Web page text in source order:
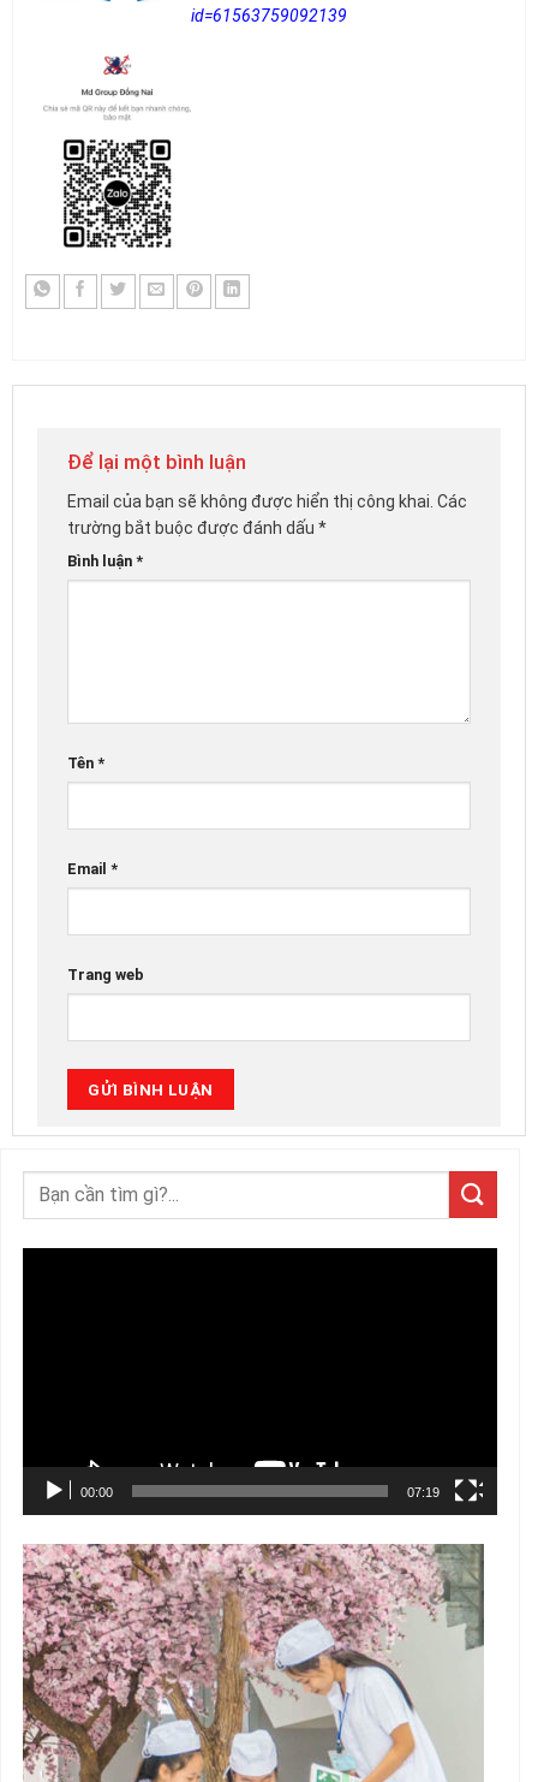
id=61563759092139
Để lại một bình luận
Email của bạn sẽ không được hiển thị công khai. Các
trường bắt buộc được đánh dấu *
Bình luận *
Tên *
Email *
Trang web
00:00 07:19